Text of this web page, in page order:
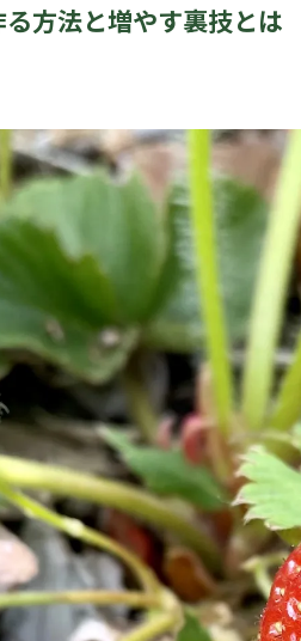
方法と増やす裏技とは